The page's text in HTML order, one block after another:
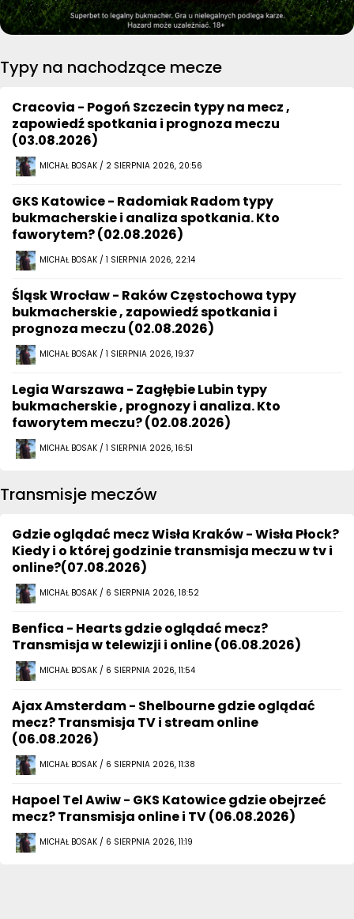
Typy na nachodzące mecze
Cracovia - Pogoń Szczecin typy na mecz ,
zapowiedź spotkania i prognoza meczu
(03.08.2026)
MICHAŁ BOSAK / 2 SIERPNIA 2026, 20:56
GKS Katowice - Radomiak Radom typy
bukmacherskie i analiza spotkania. Kto
faworytem? (02.08.2026)
MICHAŁ BOSAK / 1 SIERPNIA 2026, 22:14
Śląsk Wrocław - Raków Częstochowa typy
bukmacherskie , zapowiedź spotkania i
prognoza meczu (02.08.2026)
MICHAŁ BOSAK / 1 SIERPNIA 2026, 19:37
Legia Warszawa - Zagłębie Lubin typy
bukmacherskie , prognozy i analiza. Kto
faworytem meczu? (02.08.2026)
MICHAŁ BOSAK / 1 SIERPNIA 2026, 16:51
Transmisje meczów
Gdzie oglądać mecz Wisła Kraków - Wisła Płock?
Kiedy i o której godzinie transmisja meczu w tv i
online?(07.08.2026)
MICHAŁ BOSAK / 6 SIERPNIA 2026, 18:52
Benfica - Hearts gdzie oglądać mecz?
Transmisja w telewizji i online (06.08.2026)
MICHAŁ BOSAK / 6 SIERPNIA 2026, 11:54
Ajax Amsterdam - Shelbourne gdzie oglądać
mecz? Transmisja TV i stream online
(06.08.2026)
MICHAŁ BOSAK / 6 SIERPNIA 2026, 11:38
Hapoel Tel Awiw - GKS Katowice gdzie obejrzeć
mecz? Transmisja online i TV (06.08.2026)
MICHAŁ BOSAK / 6 SIERPNIA 2026, 11:19